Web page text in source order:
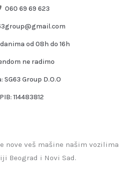
060 69 69 623
od 08h do 16h
ne radimo
SG63 Group D.O.O
PIB: 114483812
nove veš mašine našim vozilima
Beograd i Novi Sad.